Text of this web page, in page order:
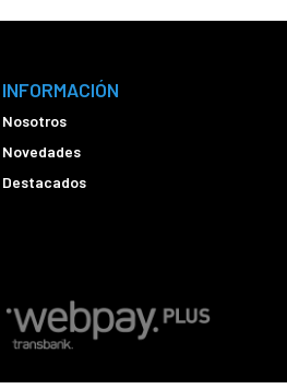
INFORMACIÓN
Nosotros
Novedades
Destacados